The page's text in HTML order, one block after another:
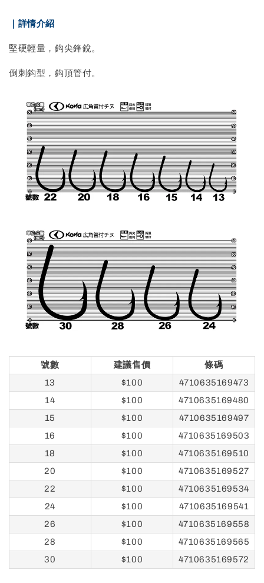
｜詳情介紹
堅硬輕量，鈎尖鋒銳。
倒刺鈎型，鈎頂管付。
號數 建議售價
條碼
13
$100
4710635169473
14
$100
4710635169480
15
$100
4710635169497
16
$100
4710635169503
18
$100
4710635169510
20
$100
4710635169527
22
$100
4710635169534
24
$100
4710635169541
26
$100
4710635169558
28
$100
4710635169565
30
$100 4710635169572